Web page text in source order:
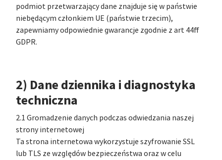
podmiot przetwarzający dane znajduje się w państwie
niebędącym członkiem UE (państwie trzecim),
zapewniamy odpowiednie gwarancje zgodnie z art 44ff
GDPR.
2) Dane dziennika i diagnostyka
techniczna
2.1 Gromadzenie danych podczas odwiedzania naszej
strony internetowej
Ta strona internetowa wykorzystuje szyfrowanie SSL
lub TLS ze względów bezpieczeństwa oraz w celu